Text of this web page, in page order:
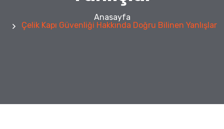
Anasayfa
Çelik Kapı Güvenliği Hakkında Doğru Bilinen Yanlışlar